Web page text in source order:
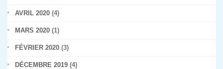
AVRIL 2020 (4)
MARS 2020 (1)
FÉVRIER 2020 (3)
DÉCEMBRE 2019 (4)